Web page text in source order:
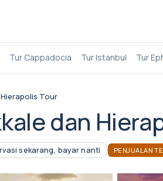
Tur Cappadocia Tur Istanbul Tur
Tour
dan
sekarang, bayar nanti PENJUALAN